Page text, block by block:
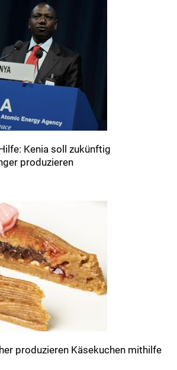
Kenia soll zukünftig
produzieren
produzieren Käsekuchen mithilfe